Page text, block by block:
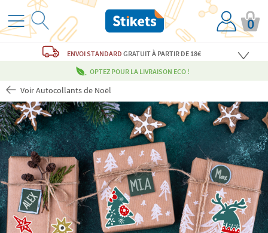
0
ENVOI STANDARDGRATUITÀ PARTIR DE 18€
OPTEZ POUR LA LIVRAISON ECO !
Voir Autocollants de Noël